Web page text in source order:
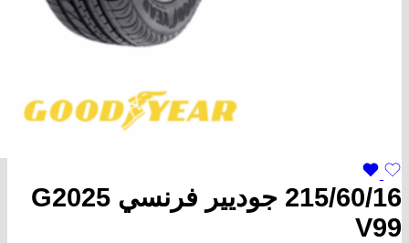
215/60/16 جوديير فرنسي G2025
V99